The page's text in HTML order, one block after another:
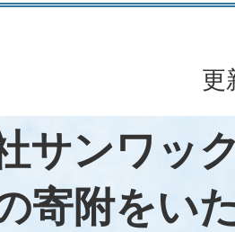
更
サンワッ
寄附をい